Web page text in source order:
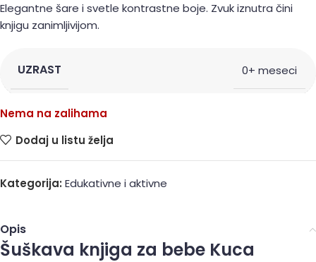
Elegantne šare i svetle kontrastne boje. Zvuk iznutra čini
knjigu zanimljivijom.
UZRAST 0+ meseci
Nema na zalihama
Dodaj u listu želja
Kategorija: Edukativne i aktivne
Opis
Šuškava knjiga za bebe Kuca